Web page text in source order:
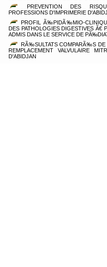
PREVENTION DES
PROFESSIONS D'IMPRIMERIE
PROFIL Ã‰PIDÃ‰MIO-
DES PATHOLOGIES DIGESTIVES
ADMIS DANS LE SERVICE DE
RÃ‰SULTATS COMPARÃ‰S DE
REMPLACEMENT VALVULAIRE
D'ABIDJAN